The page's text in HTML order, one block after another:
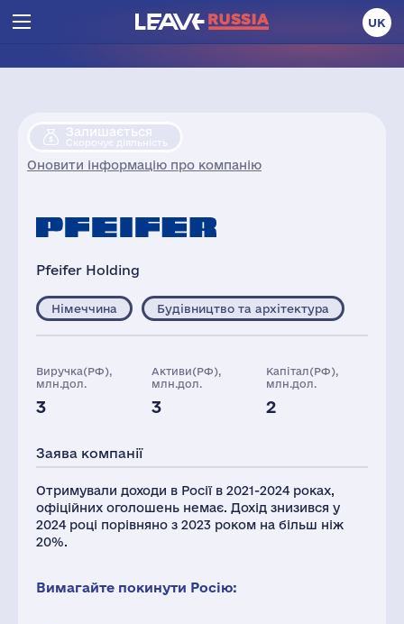
UK
Залишається
Скорочує діяльність
Оновити інформацію про компанію
Pfeifer Holding
Німеччина Будівництво та архітектура
Виручка(РФ),
млн.дол.
3
Активи(РФ),
млн.дол.
3
Капітал(РФ),
млн.дол.
2
22
Заява компанії
Отримували доходи в Росії в 2021-2024 роках,
офіційних оголошень немає. Дохід знизився у
2024 році порівняно з 2023 роком на більш ніж
20%.
Вимагайте покинути Росію: